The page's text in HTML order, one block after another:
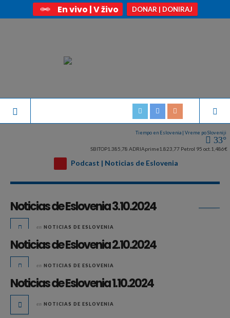
En vivo | V živo DONAR | DONIRAJ
Tiempo en Eslovenia | Vreme po Sloveniji
33°
SBITOP1.385,78 ADRIAprime1.823,77 Petrol 95 oct. 1,486€
Podcast | Noticias de Eslovenia
Noticias de Eslovenia 3.10.2024
en NOTICIAS DE ESLOVENIA
Noticias de Eslovenia 2.10.2024
en NOTICIAS DE ESLOVENIA
Noticias de Eslovenia 1.10.2024
en NOTICIAS DE ESLOVENIA